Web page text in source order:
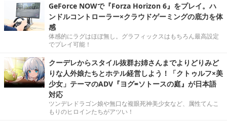
GeForce NOWで『Forza Horizon 6』をプレイ。ハ
ンドルコントローラー×クラウドゲーミングの底力を体
感
体感的にラグはほぼ無し。グラフィックスはもちろん最高設定
でプレイ可能！
クーデレからスタイル抜群お姉さんまでよりどりみど
りな人外娘たちとホテル経営しよう！「クトゥルフ×美
少女」テーマのADV『ヨグ=ソトースの庭』が日本語
対応
ツンデレドラゴン娘や無口な複眼死神美少女など、属性てんこ
もりのヒロインたちがアツい！